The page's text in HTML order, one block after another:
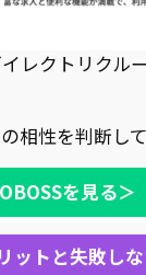
レクトリクル
相性を判断し
を見る＞
ットと失敗し